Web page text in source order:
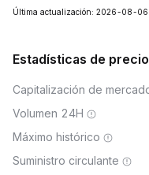
Última actualización: 2026-08-
Estadísticas de
Capitalización de
Volumen 24H
Máximo histórico
Suministro circulante